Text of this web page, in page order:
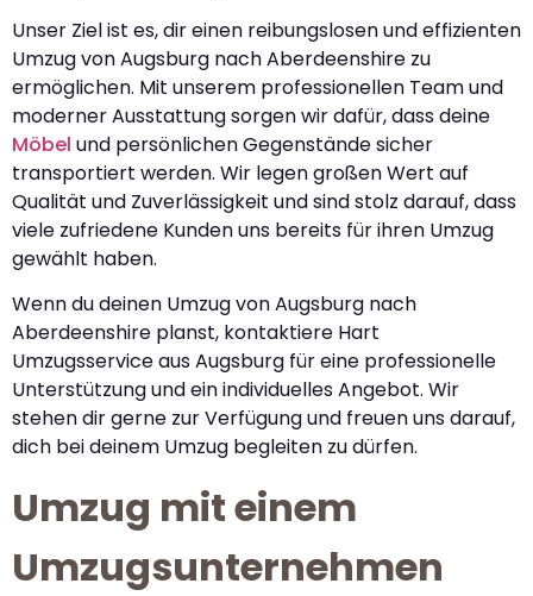
Unser Ziel ist es, dir einen reibungslosen und effizienten
Umzug von Augsburg nach Aberdeenshire zu
ermöglichen. Mit unserem professionellen Team und
moderner Ausstattung sorgen wir dafür, dass deine
Möbel und persönlichen Gegenstände sicher
transportiert werden. Wir legen großen Wert auf
Qualität und Zuverlässigkeit und sind stolz darauf, dass
viele zufriedene Kunden uns bereits für ihren Umzug
gewählt haben.
Wenn du deinen Umzug von Augsburg nach
Aberdeenshire planst, kontaktiere Hart
Umzugsservice aus Augsburg für eine professionelle
Unterstützung und ein individuelles Angebot. Wir
stehen dir gerne zur Verfügung und freuen uns darauf,
dich bei deinem Umzug begleiten zu dürfen.
Umzug mit einem
Umzugsunternehmen